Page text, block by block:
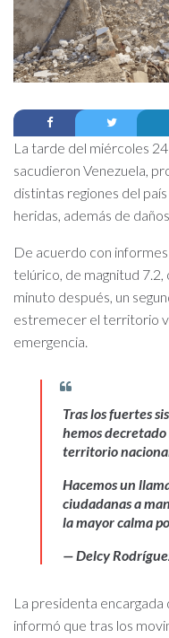
La tarde del miércoles
sacudieron Venezuela,
distintas regiones del
heridas, además de
De acuerdo con
telúrico, de magnitud 7.2,
minuto después, un
estremecer el territorio
emergencia.
Tras los fuertes
hemos
territorio
Hacemos un
ciudadanas a
la mayor calma
— Delcy
La presidenta encargada
informó que tras los